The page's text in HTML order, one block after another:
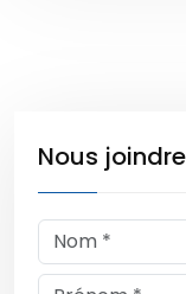
Nous joindre